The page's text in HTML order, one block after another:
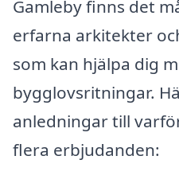
Gamleby finns det
erfarna arkitekter
som kan hjälpa dig
bygglovsritningar.
anledningar till
flera erbjudanden: